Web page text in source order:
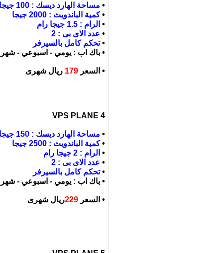
• مساحة الهارد ديسك : 100 جيجا
•كمية الباندويث : 2000 جيجا
• الرام : 1.5 جيجا رام
• عدد الاى بى : 2
•تحكم كامل بالسيرفر
• باك اب : يومي - اسبوعي -
• السعر 179 ريال شهرى
VPS PLANE 4
• مساحة الهارد ديسك : 150 جيجا
•كمية الباندويث : 2500 جيجا
• الرام : 2 جيجا رام
• عدد الاى بى : 2
•تحكم كامل بالسيرفر
• باك اب : يومي - اسبوعي -
• السعر 229ريال شهرى